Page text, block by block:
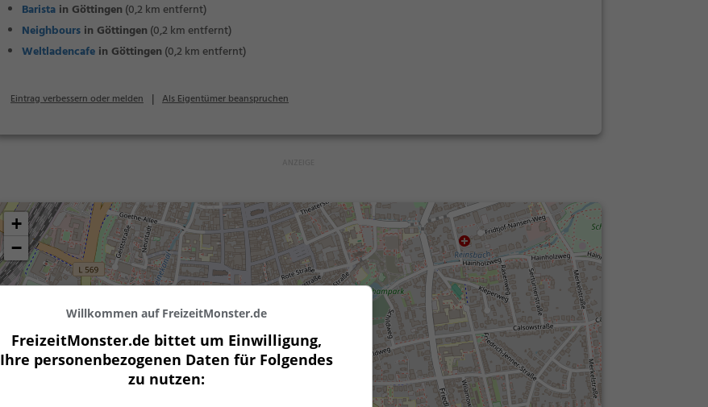
Barista in Göttingen (0,2 km entfernt)
Neighbours in Göttingen (0,2 km entfernt)
Weltladencafe in Göttingen (0,2 km entfernt)
Eintrag verbessern oder melden | Als Eigentümer beanspruchen
+
−
Willkommen auf FreizeitMonster.de
FreizeitMonster.de bittet um Einwilligung,
Ihre personenbezogenen Daten für Folgendes
zu nutzen: